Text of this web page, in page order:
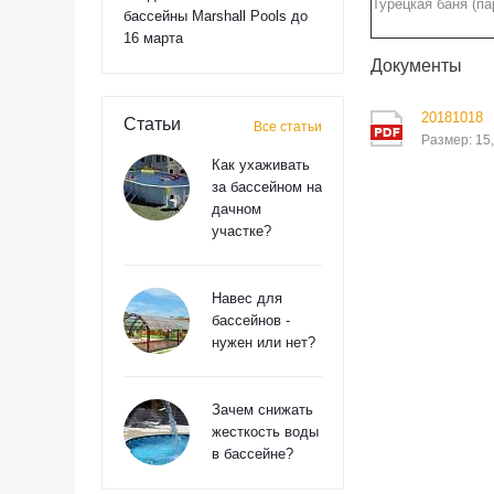
бассейны Marshall Pools до
16 марта
Статьи Все статьи
Как ухаживать
за бассейном на
дачном
участке?
Навес для
бассейнов -
нужен или нет?
Зачем снижать
жесткость воды
в бассейне?
Турецкая баня
Документы
20181018
Размер: